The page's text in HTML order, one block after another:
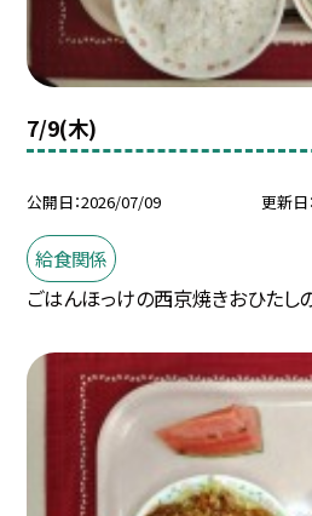
7/9(木)
公開日 2026/07/09 更新日
給食関係
ごはんほっけの西京焼きおひたし